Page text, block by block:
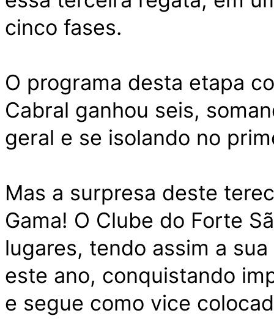
cinco fases.
O programa desta etapa
Cabral ganhou seis,
geral e se isolando no
Mas a surpresa deste
Gama! O Clube do Forte
lugares, tendo assim a
este ano, conquistando
e segue como vice